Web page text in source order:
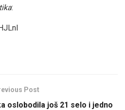
:
Post
oslobodila još 21 selo i jedno